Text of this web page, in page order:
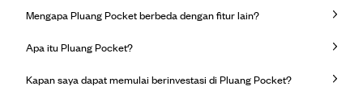
Mengapa Pluang Pocket berbeda dengan fitur lain?
Apa itu Pluang Pocket?
Kapan saya dapat memulai berinvestasi di Pluang Pocket?